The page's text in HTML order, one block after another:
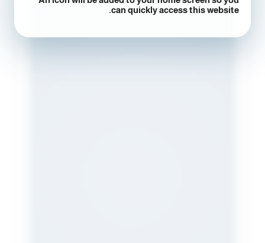
can quickly access this website.